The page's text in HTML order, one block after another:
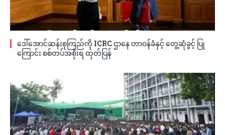
ဒေါ်အောင်ဆန်းစုကြည်ကို ICRC ဌာနေ တာဝန်ခံနှင့် တွေ့ဆုံခွင့် ပြု
ကြောင်း စစ်တပ်အစိုးရ ထုတ်ပြန်